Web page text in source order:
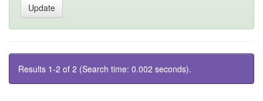
Results 1-2 of 2 (Search time: 0.002 seconds).